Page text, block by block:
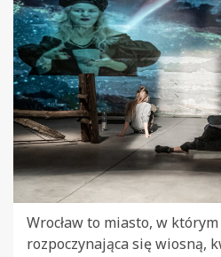
Wrocław to miasto, w
rozpoczynająca się wiosną,